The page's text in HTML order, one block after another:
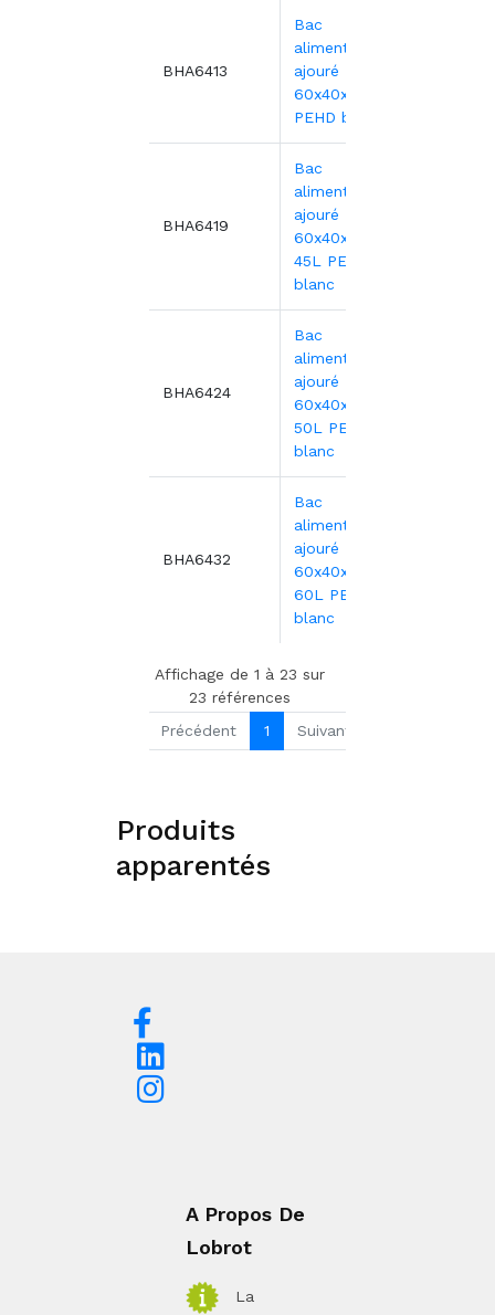
BHA6413
Bac
alimentaire
ajouré
60x40x13 cm -
PEHD blanc
BHA6419
Bac
alimentaire
ajouré
60x40x19 cm -
45L PEHD
blanc
BHA6424
Bac
alimentaire
ajouré
60x40x24 cm -
50L PEHD
blanc
BHA6432
Bac
alimentaire
ajouré
60x40x32 cm -
60L PEHD
blanc
Affichage de 1 à 23 sur
23 références
Précédent
1 Suivant
Produits
apparentés
A Propos De
Lobrot
La